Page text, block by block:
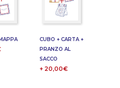
CUBO + CARTA +
PRANZO AL
SACCO
+ 20,00€